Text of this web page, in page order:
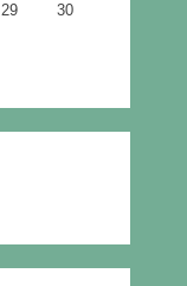
29
30